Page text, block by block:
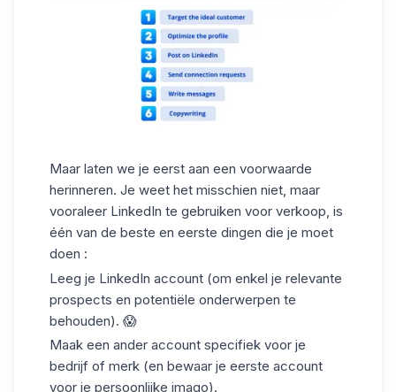
Maar laten we je eerst aan een voorwaarde
herinneren. Je weet het misschien niet, maar
vooraleer LinkedIn te gebruiken voor verkoop, is
één van de beste en eerste dingen die je moet
doen :
Leeg je LinkedIn account (om enkel je relevante
prospects en potentiële onderwerpen te
behouden). 😱
Maak een ander account specifiek voor je
bedrijf of merk (en bewaar je eerste account
voor je persoonlijke imago).